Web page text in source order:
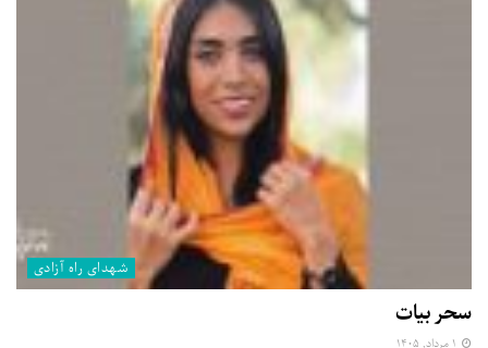
شهدای راه آزادی
سحر بیات